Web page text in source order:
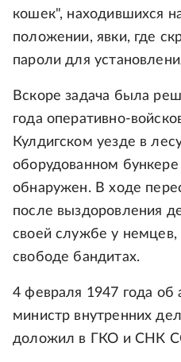
кошек", находившихся
положении, явки, где
пароли для
Вскоре задача была
года оперативно-
Кулдигском уезде в
оборудованном
обнаружен. В ходе
после выздоровления
своей службе у немцев,
свободе бандитах.
4 февраля 1947 года об
министр внутренних
доложил в ГКО и СНК